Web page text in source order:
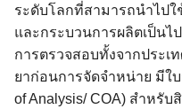
ระดับโลกที่สามารถนำไป
และกระบวนการผลิตเป็น
การตรวจสอบทั้งจากประเ
ยาก่อนการจัดจำหน่าย มีใ
of Analysis/ COA) สำหรั